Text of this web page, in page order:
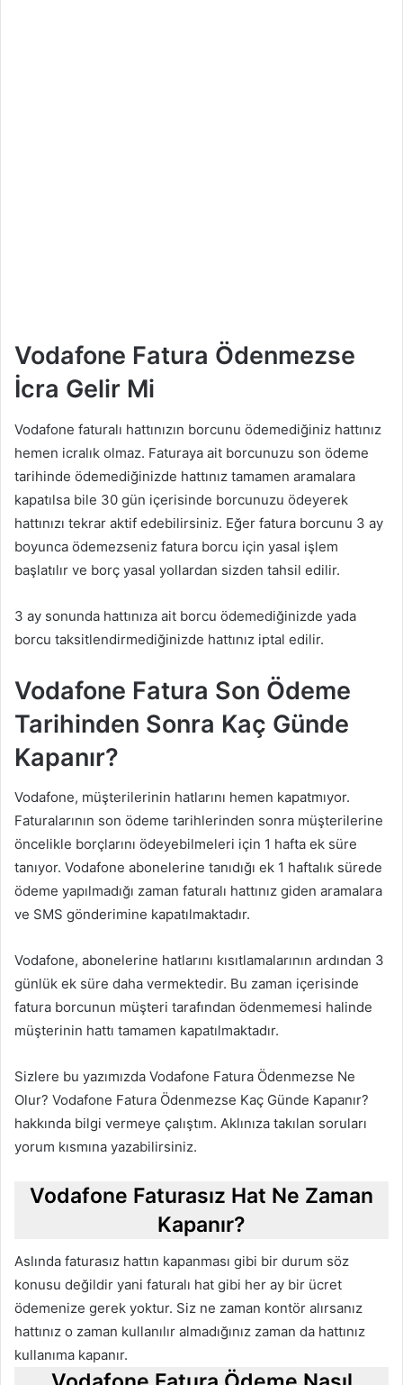
Vodafone Fatura Ödenmezse
İcra Gelir Mi
Vodafone faturalı hattınızın borcunu ödemediğiniz hattınız
hemen icralık olmaz. Faturaya ait borcunuzu son ödeme
tarihinde ödemediğinizde hattınız tamamen aramalara
kapatılsa bile 30 gün içerisinde borcunuzu ödeyerek
hattınızı tekrar aktif edebilirsiniz. Eğer fatura borcunu 3 ay
boyunca ödemezseniz fatura borcu için yasal işlem
başlatılır ve borç yasal yollardan sizden tahsil edilir.
3 ay sonunda hattınıza ait borcu ödemediğinizde yada
borcu taksitlendirmediğinizde hattınız iptal edilir.
Vodafone Fatura Son Ödeme
Tarihinden Sonra Kaç Günde
Kapanır?
Vodafone, müşterilerinin hatlarını hemen kapatmıyor.
Faturalarının son ödeme tarihlerinden sonra müşterilerine
öncelikle borçlarını ödeyebilmeleri için 1 hafta ek süre
tanıyor. Vodafone abonelerine tanıdığı ek 1 haftalık sürede
ödeme yapılmadığı zaman faturalı hattınız giden aramalara
ve SMS gönderimine kapatılmaktadır.
Vodafone, abonelerine hatlarını kısıtlamalarının ardından 3
günlük ek süre daha vermektedir. Bu zaman içerisinde
fatura borcunun müşteri tarafından ödenmemesi halinde
müşterinin hattı tamamen kapatılmaktadır.
Sizlere bu yazımızda Vodafone Fatura Ödenmezse Ne
Olur? Vodafone Fatura Ödenmezse Kaç Günde Kapanır?
hakkında bilgi vermeye çalıştım. Aklınıza takılan soruları
yorum kısmına yazabilirsiniz.
Vodafone Faturasız Hat Ne Zaman
Kapanır?
Aslında faturasız hattın kapanması gibi bir durum söz
konusu değildir yani faturalı hat gibi her ay bir ücret
ödemenize gerek yoktur. Siz ne zaman kontör alırsanız
hattınız o zaman kullanılır almadığınız zaman da hattınız
kullanıma kapanır.